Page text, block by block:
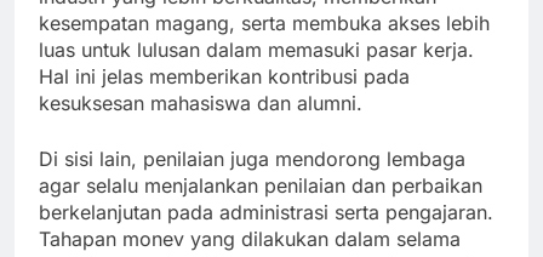
kesempatan magang, serta membuka akses lebih
luas untuk lulusan dalam memasuki pasar kerja.
Hal ini jelas memberikan kontribusi pada
kesuksesan mahasiswa dan alumni.
Di sisi lain, penilaian juga mendorong lembaga
agar selalu menjalankan penilaian dan perbaikan
berkelanjutan pada administrasi serta pengajaran.
Tahapan monev yang dilakukan dalam selama